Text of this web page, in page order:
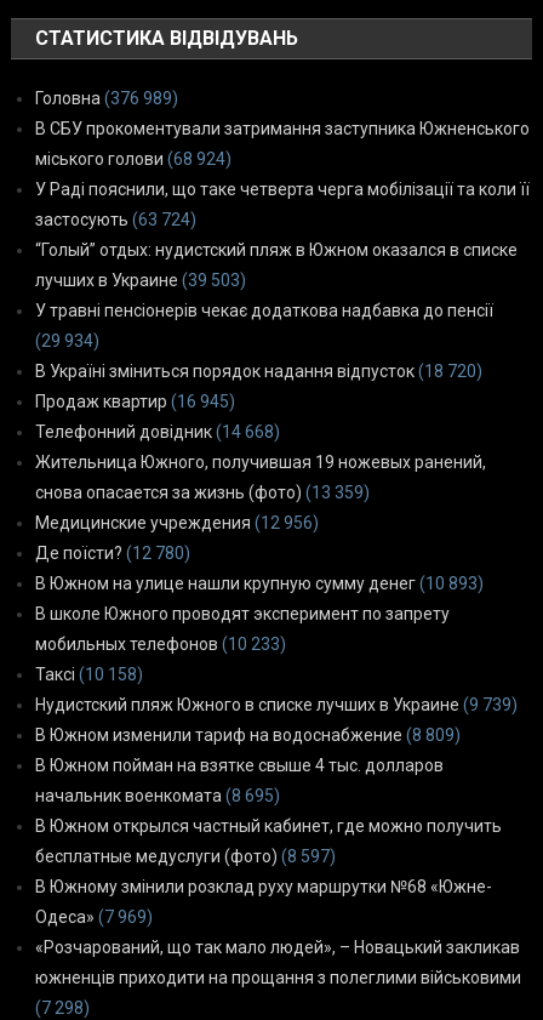
СТАТИСТИКА ВІДВІДУВАНЬ
Головна (376 989)
В СБУ прокоментували затримання заступника Южненського
міського голови (68 924)
У Раді пояснили, що таке четверта черга мобілізації та коли її
застосують (63 724)
“Голый” отдых: нудистский пляж в Южном оказался в списке
лучших в Украине (39 503)
У травні пенсіонерів чекає додаткова надбавка до пенсії
(29 934)
В Україні зміниться порядок надання відпусток(18 720)
Продаж квартир (16 945)
Телефонний довідник(14 668)
Жительница Южного, получившая 19 ножевых ранений,
снова опасается за жизнь (фото) (13 359)
Медицинские учреждения (12 956)
Де поїсти? (12 780)
В Южном на улице нашли крупную сумму денег(10 893)
В школе Южного проводят эксперимент по запрету
мобильных телефонов (10 233)
Таксі (10 158)
Нудистский пляж Южного в списке лучших в Украине (9 739)
В Южном изменили тариф на водоснабжение (8 809)
В Южном пойман на взятке свыше 4 тыс. долларов
начальник военкомата (8 695)
В Южном открылся частный кабинет, где можно получить
бесплатные медуслуги (фото) (8 597)
В Южному змінили розклад руху маршрутки №68 «Южне-
Одеса» (7 969)
«Розчарований, що так мало людей», – Новацький закликав
южненців приходити на прощання з полеглими військовими
(7 298)